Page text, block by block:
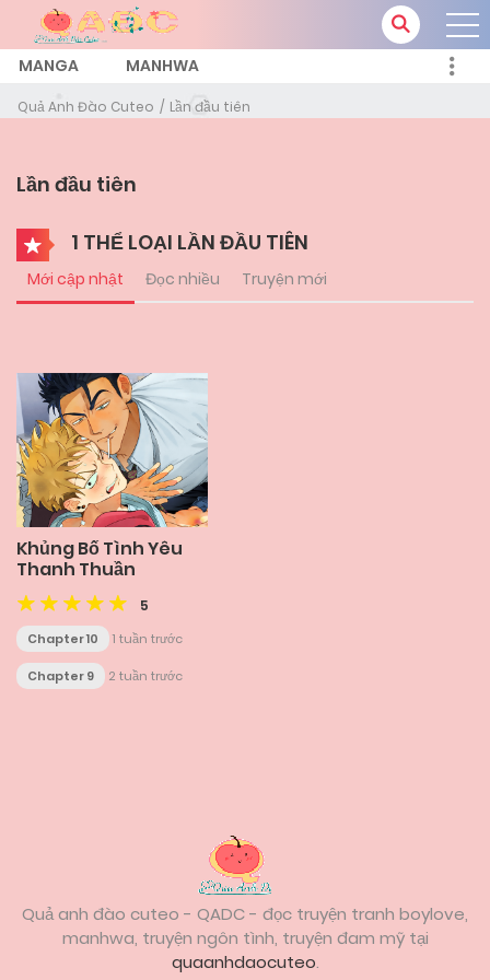
MANGA MANHWA
Quả Anh Đào Cuteo Lần đầu tiên
Lần đầu tiên
1 THỂ LOẠI LẦN ĐẦU TIÊN
Mới cập nhật Đọc nhiều Truyện mới
Khủng Bố Tình Yêu
Thanh Thuần
5
Chapter 10 1 tuần trước
Chapter 9 2 tuần trước
Quả anh đào cuteo - QADC - đọc truyện tranh boylove,
manhwa, truyện ngôn tình, truyện đam mỹ tại
quaanhdaocuteo.